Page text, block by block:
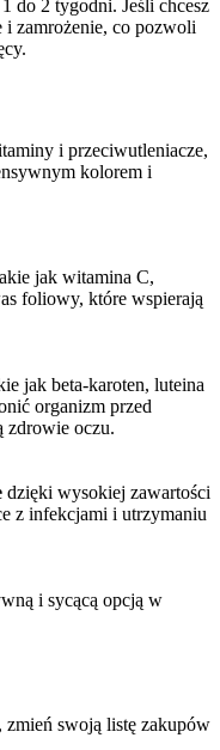
do 2 tygodni. Jeśli chcesz
i zamrożenie, co pozwoli
i przeciwutleniacze,
kolorem i
jak witamina C,
foliowy, które wspierają
jak beta-karoten, luteina
organizm przed
zdrowie oczu.
dzięki wysokiej zawartości
z infekcjami i utrzymaniu
i sycącą opcją w
swoją listę zakupów